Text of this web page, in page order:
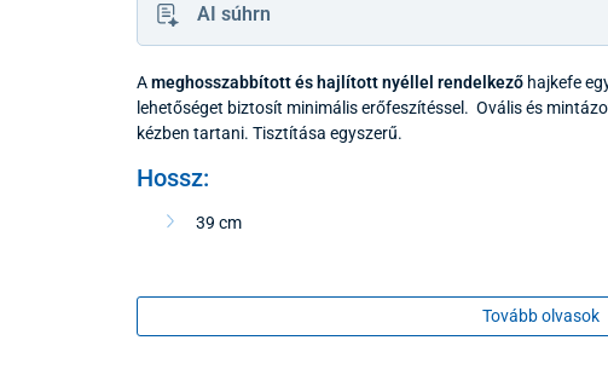
AI súhrn
Ameghosszabbított és hajlított nyéllel rendelkezőhajkefe
lehetőséget biztosít minimális erőfeszítéssel. Ovális és
kézben tartani. Tisztítása egyszerű.
Hossz:
39 cm
Tovább olvasok